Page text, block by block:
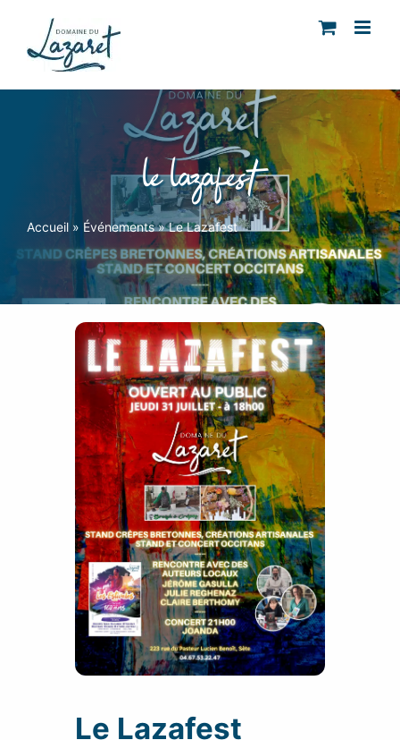
contenu
le lazafest
Accueil» Événements»Le Lazafest
Le Lazafest